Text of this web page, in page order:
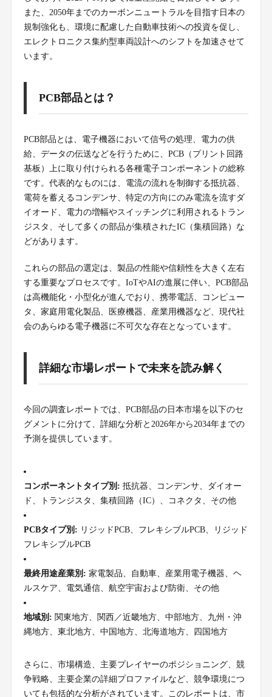
また、2050年までのカーボンニュートラルを目指す日本の
規制強化も、環境に配慮した自動車技術への投資を促し、
エレクトロニクス集約型車両設計へのシフトを加速させて
います。
PCB部品とは？
PCB部品とは、電子機器において信号の処理、電力の供
給、データの伝送などを行うために、PCB（プリント回路
基板）上に取り付けられる各種電子コンポーネントの総称
です。代表的なものには、電流の流れを制御する抵抗器、
電荷を蓄えるコンデンサ、特定の方向にのみ電流を流すダ
イオード、電力の増幅やスイッチングに利用されるトラン
ジスタ、そして多くの部品が集積されたIC（集積回路）な
どがあります。
これらの部品の選定は、製品の性能や信頼性を大きく左右
する重要なプロセスです。IoTやAIの進展に伴い、PCB部品
は高機能化・小型化が進んでおり、携帯電話、コンピュー
タ、家庭用電化製品、医療機器、産業用機器など、現代社
会のあらゆる電子機器に不可欠な存在となっています。
詳細な市場レポートで未来を読み解く
今回の調査レポートでは、PCB部品の日本市場を以下のセ
グメントに分けて、詳細な分析と2026年から2034年までの
予測を提供しています。
コンポーネントタイプ別: 抵抗器、コンデンサ、ダイオー
ド、トランジスタ、集積回路（IC）、コネクタ、その他
PCBタイプ別: リジッドPCB、フレキシブルPCB、リジッド
フレキシブルPCB
最終用途産業別: 家電製品、自動車、産業用電子機器、ヘ
ルスケア、電気通信、航空宇宙および防衛、その他
地域別: 関東地方、関西／近畿地方、中部地方、九州・沖
縄地方、東北地方、中国地方、北海道地方、四国地方
さらに、市場構造、主要プレイヤーのポジショニング、競
争戦略、主要企業の詳細プロファイルなど、競争環境につ
いても包括的な分析がされています。このレポートは、市